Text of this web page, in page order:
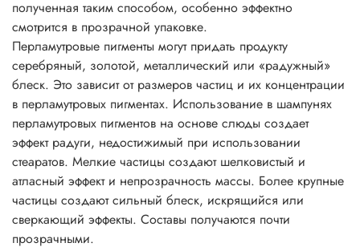
• превосходно сочетаются с другими пигментами;
• устойчивы к растворителям;
• легко смешиваются друг с другом, давая неожиданные
эффекты искрящегося типа;
• легко диспергируются во всех системах с
нитроцеллюлозой.
Рекомендации по применению:
Соотношение для смешивания 1:10 до 3:10 по массе (на
1-3 части пигмента : 10 частей бесцветной прозрачной
основы, лака, краски, геля и т.д.)
Пропорции смешивания напрямую зависят от желаемого
эффекта, насколько сильно вы желаете проявить свойства
пигмента на окрашиваемой поверхности.
полученная таким способом, особенно эффектно
смотрится в прозрачной упаковке.
Перламутровые пигменты могут придать продукту
серебряный, золотой, металлический или «радужный»
блеск. Это зависит от размеров частиц и их концентрации
в перламутровых пигментах. Использование в шампунях
перламутровых пигментов на основе слюды создает
эффект радуги, недостижимый при использовании
стеаратов. Мелкие частицы создают шелковистый и
атласный эффект и непрозрачность массы. Более крупные
частицы создают сильный блеск, искрящийся или
сверкающий эффекты. Составы получаются почти
прозрачными.